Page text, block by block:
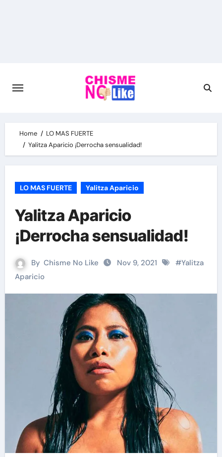
Home
LO MAS FUERTE
Yalitza Aparicio ¡Derrocha sensualidad!
LO MAS FUERTE Yalitza Aparicio
Yalitza Aparicio
¡Derrocha sensualidad!
By Chisme No Like Nov 9, 2021 #Yalitza
Aparicio